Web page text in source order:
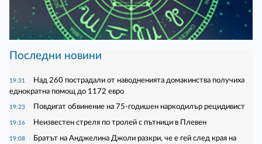
Последни новини
19:31
Над 260 пострадали от наводненията домакинства получиха
еднократна помощ до 1172 евро
19:23 Повдигат обвинение на 75-годишен наркодилър рецидивист
19:16 Неизвестен стреля по тролей с пътници в Плевен
19:08
Братът на Анджелина Джоли разкри, че е гей след края на